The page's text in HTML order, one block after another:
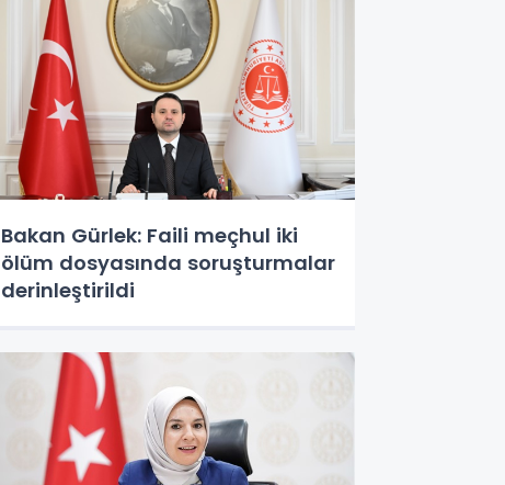
Bakan Gürlek: Faili meçhul iki
ölüm dosyasında soruşturmalar
derinleştirildi